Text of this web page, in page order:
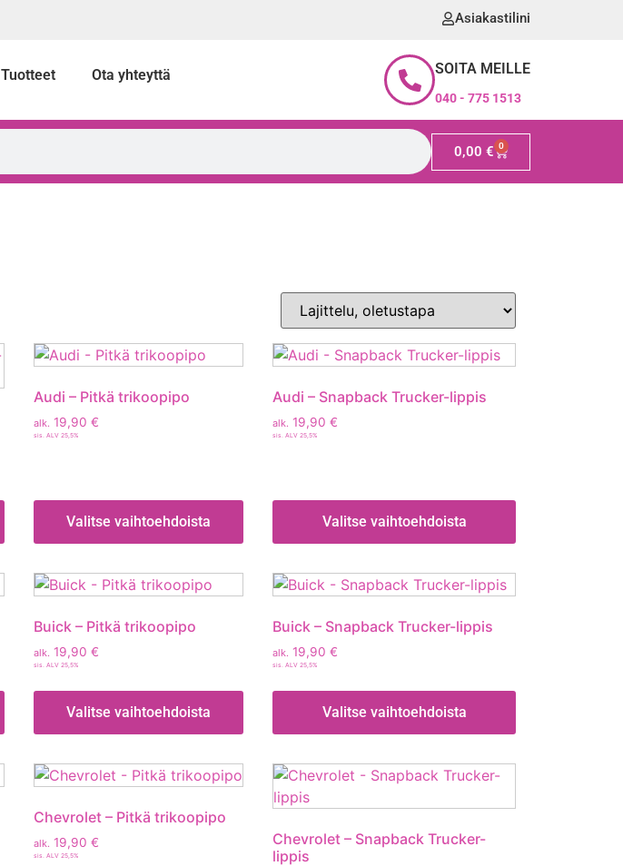
Asiakastilini
Tuotteet Ota yhteyttä SOITA MEILLE
040 - 775 1513
0,00 € 0
Audi – Pitkä trikoopipo
alk. 19,90 €
sis. ALV 25,5%
Valitse vaihtoehdoista
Audi – Snapback Trucker-lippis
alk. 19,90 €
sis. ALV 25,5%
Valitse vaihtoehdoista
Buick – Pitkä trikoopipo
alk. 19,90 €
sis. ALV 25,5%
Valitse vaihtoehdoista
Buick – Snapback Trucker-lippis
alk. 19,90 €
sis. ALV 25,5%
Valitse vaihtoehdoista
Chevrolet – Pitkä trikoopipo
alk. 19,90 €
sis. ALV 25,5%
Chevrolet – Snapback Trucker-
lippis